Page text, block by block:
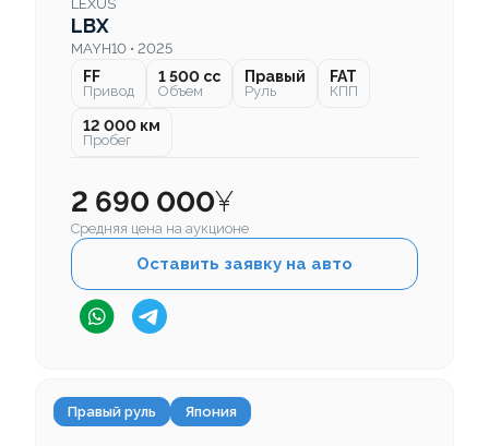
LEXUS
LBX
MAYH10 • 2025
FF
Привод
1 500 cc
Объем
Правый
Руль
FAT
КПП
12 000 км
Пробег
2 690 000¥
Средняя цена на аукционе
Оставить заявку на авто
Правый руль Япония